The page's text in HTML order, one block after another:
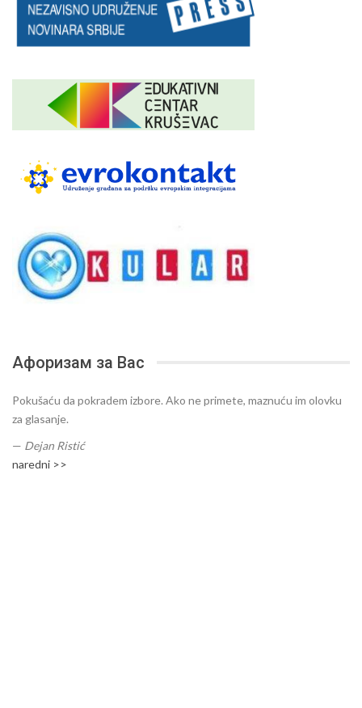
Афоризам за Вас
Pokušaću da pokradem izbore. Ako ne primete, maznuću im olovku
za glasanje.
— Dejan Ristić
naredni >>